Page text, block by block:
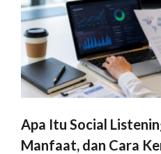
Apa Itu Social
Manfaat, dan Cara